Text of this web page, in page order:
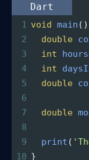
Dart
1 void main
2
double
3
int
4
int
5
double
6
7
double
8
9
print (
10 }